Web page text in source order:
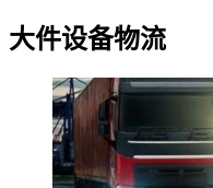
大件设备物流